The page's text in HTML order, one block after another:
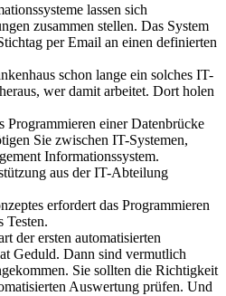
lassen sich
zusammen stellen. Das System
per Email an einen definierten
schon lange ein solches IT-
wer damit arbeitet. Dort holen
Programmieren einer Datenbrücke
Sie zwischen IT-Systemen,
Informationssystem.
aus der IT-Abteilung
erfordert das Programmieren
Testen.
der ersten automatisierten
Geduld. Dann sind vermutlich
Sie sollten die Richtigkeit
Auswertung prüfen. Und